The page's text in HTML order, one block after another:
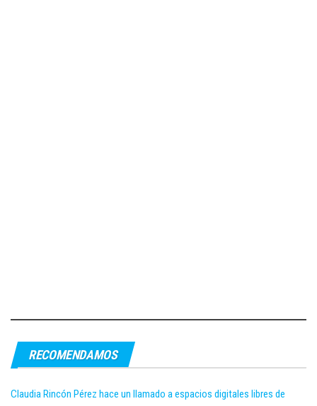
RECOMENDAMOS
Claudia Rincón Pérez hace un llamado a espacios digitales libres de